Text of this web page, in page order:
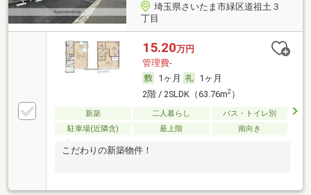
埼玉県さいたま市緑区道祖土３
丁目
15.20万円
管理費-
1ヶ月
1ヶ月
2階 / 2SLDK（63.76m2）
新築 二人暮らし
バス・トイレ別
駐車場(近隣含)
最上階 南向き
こだわりの新築物件！